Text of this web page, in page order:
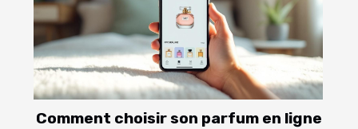
Comment choisir son parfum en ligne